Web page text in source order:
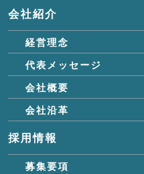
会社紹介
経営理念
代表メッセージ
会社概要
会社沿革
採用情報
募集要項